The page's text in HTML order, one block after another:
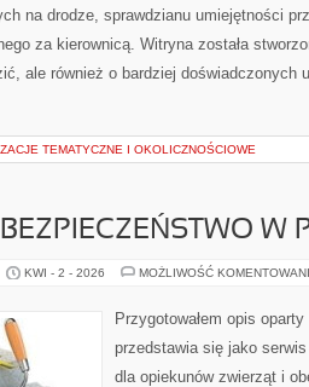
na drodze, sprawdzianu umiejętności
za kierownicą. Witryna została
ale również o bardziej doświadczonych
TEMATYCZNE I OKOLICZNOŚCIOWE
W
KWI - 2 - 2026 MOŻLIWOŚĆ
Przygotowałem opis
przedstawia się jako
dla opiekunów zwierząt i